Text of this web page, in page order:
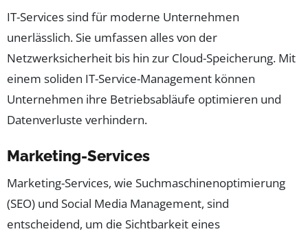
IT-Services sind für moderne Unternehmen
unerlässlich. Sie umfassen alles von der
Netzwerksicherheit bis hin zur Cloud-Speicherung. Mit
einem soliden IT-Service-Management können
Unternehmen ihre Betriebsabläufe optimieren und
Datenverluste verhindern.
Marketing-Services
Marketing-Services, wie Suchmaschinenoptimierung
(SEO) und Social Media Management, sind
entscheidend, um die Sichtbarkeit eines